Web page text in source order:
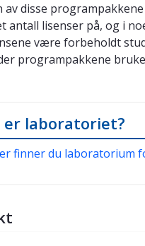
av disse
antall lisenser på, og i
være forbeholdt
programpakkene
er laboratoriet?
finner du laboratorium